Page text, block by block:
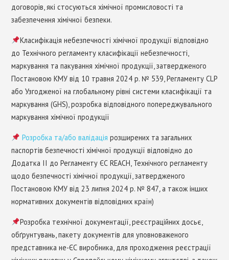
договорів, які стосуються хімічної промисловості та
забезпечення хімічної безпеки.
Класифікація небезпечності хімічної продукції відповідно
до Технічного регламенту класифікації небезпечності,
маркування та пакування хімічної продукції, затвердженого
Постановою КМУ від 10 травня 2024 р. № 539, Регламенту CLP
або Узгодженої на глобальному рівні системи класифікації та
маркування (GHS), розробка відповідного попереджувального
маркування хімічної продукції
Розробка та/або валідація розширених та загальних
паспортів безпечності хімічної продукції відповідно до
Додатка ІІ до Регламенту ЄС REACH, Технічного регламенту
щодо безпечності хімічної продукції, затвердженого
Постановою КМУ від 23 липня 2024 р. № 847,а також інших
нормативних документів відповідних країн)
Розробка технічної документації, реєстраційних досьє,
обґрунтувань, пакету документів для уповноваженого
представника не-ЄС виробника, для проходження реєстрації